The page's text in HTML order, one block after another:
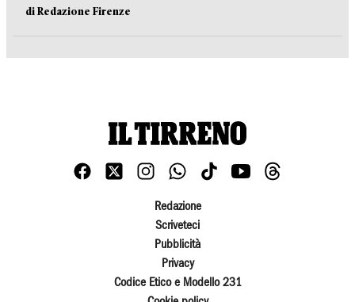
di Redazione Firenze
Redazione
Scriveteci
Pubblicità
Privacy
Codice Etico e Modello 231